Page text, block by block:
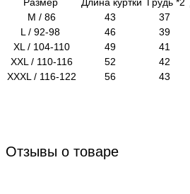
Размер Длина куртки Грудь *2
M / 86
43 37
L / 92-98
46 39
XL / 104-110
49 41
XXL / 110-116
52 42
XXXL / 116-122
56 43
Отзывы о товаре